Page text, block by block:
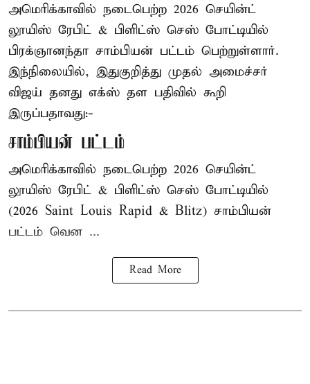
அமெரிக்காவில் நடைபெற்ற 2026 செயின்ட்
லூயிஸ் ரேபிட் & பிளிட்ஸ் செஸ் போட்டியில்
பிரக்ஞானந்தா சாம்பியன் பட்டம் பெற்றுள்ளார்.
இந்நிலையில், இதுகுறித்து முதல் அமைச்சர்
விஜய் தனது எக்ஸ் தள பதிவில் கூறி
இருப்பதாவது:-
சாம்பியன் பட்டம்
அமெரிக்காவில் நடைபெற்ற 2026 செயின்ட்
லூயிஸ் ரேபிட் & பிளிட்ஸ் செஸ் போட்டியில்
(2026 Saint Louis Rapid & Blitz) சாம்பியன்
பட்டம் வென ...
Read More